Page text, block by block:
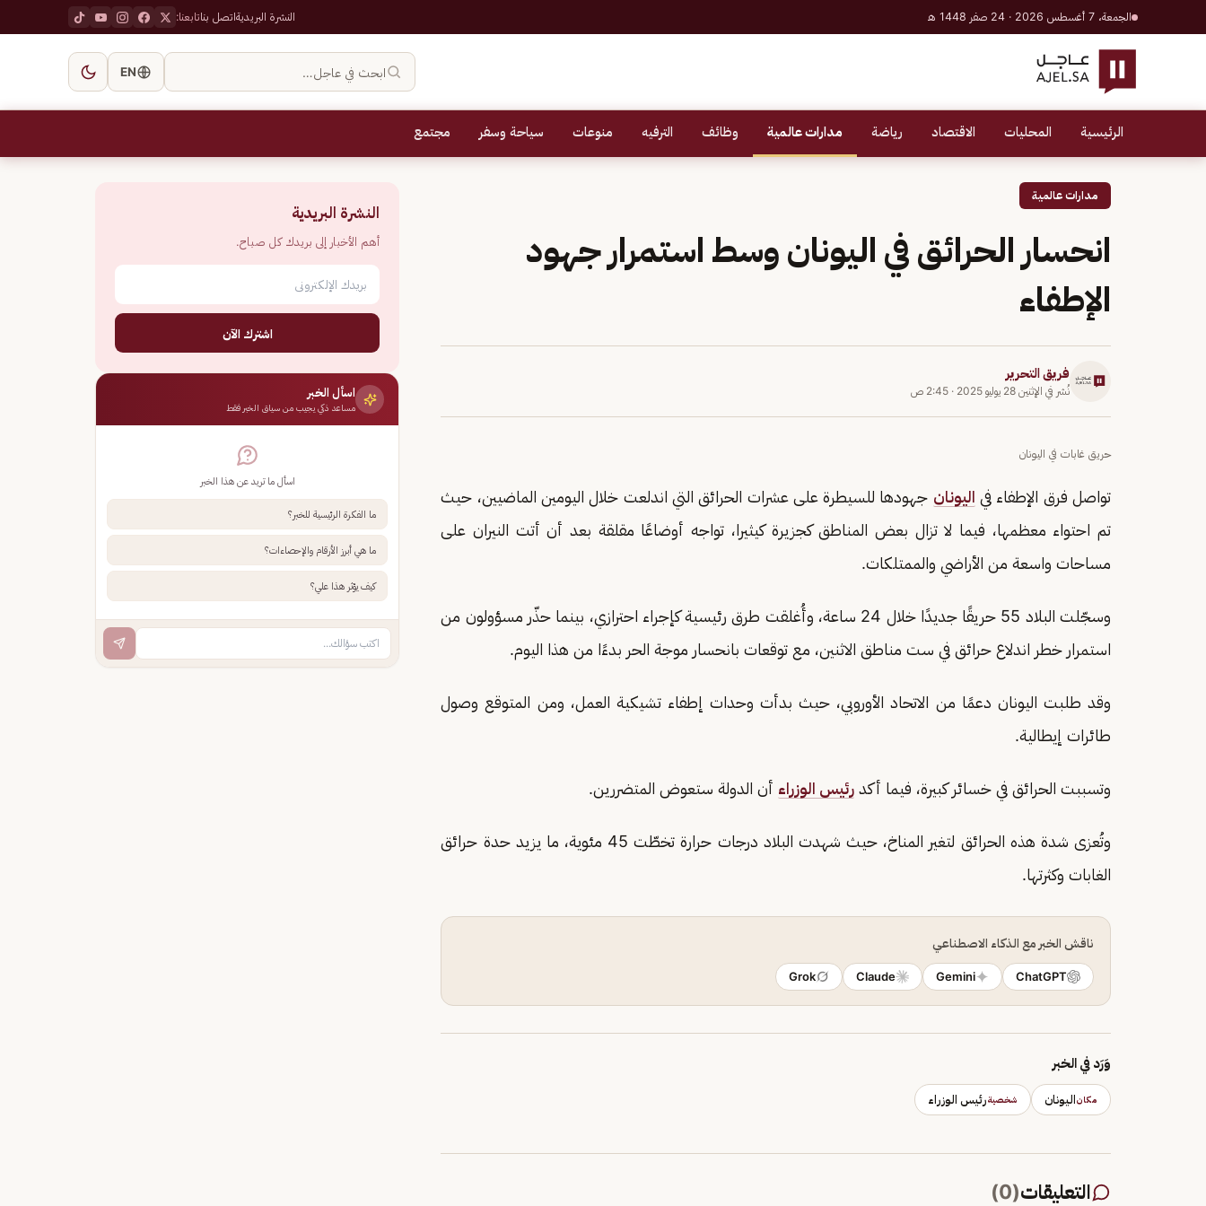
الجمعة، 7 أغسطس 2026 · 24 صفر 1448 هـ النشرة البريديةاتصل بناتابعنا:
ابحث في عاجل… EN
الرئيسية المحليات الاقتصاد رياضة مدارات عالمية وظائف الترفيه منوعات سياحة وسفر مجتمع
مدارات عالمية
انحسار الحرائق في اليونان وسط استمرار جهود
الإطفاء
فريق التحرير
نُشر في الإثنين 28 يوليو 2025 · 2:45 ص
حريق غابات في اليونان
تواصل فرق الإطفاء في اليونان جهودها للسيطرة على عشرات الحرائق التي اندلعت خلال اليومين الماضيين، حيث
تم احتواء معظمها، فيما لا تزال بعض المناطق كجزيرة كيثيرا، تواجه أوضاعًا مقلقة بعد أن أتت النيران على
مساحات واسعة من الأراضي والممتلكات.
وسجّلت البلاد 55 حريقًا جديدًا خلال 24 ساعة، وأُغلقت طرق رئيسية كإجراء احترازي، بينما حذّر مسؤولون من
استمرار خطر اندلاع حرائق في ست مناطق الاثنين، مع توقعات بانحسار موجة الحر بدءًا من هذا اليوم.
وقد طلبت اليونان دعمًا من الاتحاد الأوروبي، حيث بدأت وحدات إطفاء تشيكية العمل، ومن المتوقع وصول
طائرات إيطالية.
وتسببت الحرائق في خسائر كبيرة، فيما أكد رئيس الوزراء أن الدولة ستعوض المتضررين.
وتُعزى شدة هذه الحرائق لتغير المناخ، حيث شهدت البلاد درجات حرارة تخطّت 45 مئوية، ما يزيد حدة حرائق
الغابات وكثرتها.
ناقش الخبر مع الذكاء الاصطناعي
ChatGPT
Gemini
Claude
Grok
وَرَد في الخبر
مكاناليونان شخصيةرئيس الوزراء
التعليقات(
0
)
النشرة البريدية
أهم الأخبار إلى بريدك كل صباح.
اشترك الآن
اسأل الخبر
مساعد ذكي يجيب من سياق الخبر فقط
اسأل ما تريد عن هذا الخبر
ما الفكرة الرئيسية للخبر؟
ما هي أبرز الأرقام والإحصاءات؟
كيف يؤثر هذا علي؟